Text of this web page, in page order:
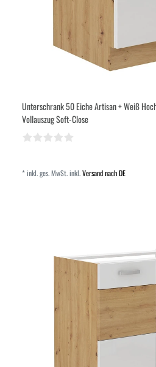
Unterschrank 50 Eiche Artisan + Weiß
Vollauszug Soft-Close
*inkl. ges. MwSt.inkl.Versand nach DE